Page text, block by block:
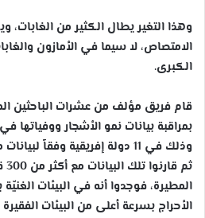
وهذا التغير يطال الكثير من الغابات،
الامتصاص، لا سيما في الأمازون
الكبرى.
قام فريق مؤلف من عشرات الباحثين
بمراقبة بيانات نمو الأشجار ووفياتها
وذلك في 11 دولة إفريقية وفقاً
المطيرة، فوجدوا أنه في البيئات
الأحراج بسرعة أعلى من البيئات